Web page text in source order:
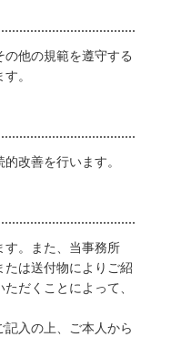
他の規範を遵守する
。
改善を行います。
す。また、当事務所
は送付物によりご紹
だくことによって、
入の上、ご本人から